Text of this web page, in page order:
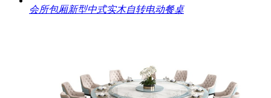
会所包厢新型中式实木自转电动餐桌